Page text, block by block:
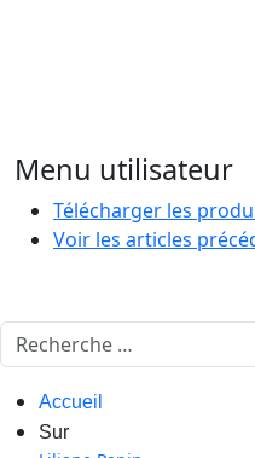
Menu utilisateur
Télécharger les
Voir les articles
Rechercher
Accueil
Sur